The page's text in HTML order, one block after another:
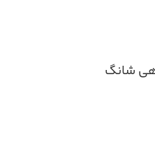
شانگ